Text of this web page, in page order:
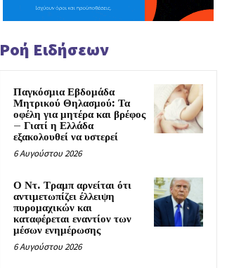
Ροή Ειδήσεων
Παγκόσμια Εβδομάδα
Μητρικού Θηλασμού: Τα
οφέλη για μητέρα και βρέφος
– Γιατί η Ελλάδα
εξακολουθεί να υστερεί
6 Αυγούστου 2026
Ο Ντ. Τραμπ αρνείται ότι
αντιμετωπίζει έλλειψη
πυρομαχικών και
καταφέρεται εναντίον των
μέσων ενημέρωσης
6 Αυγούστου 2026